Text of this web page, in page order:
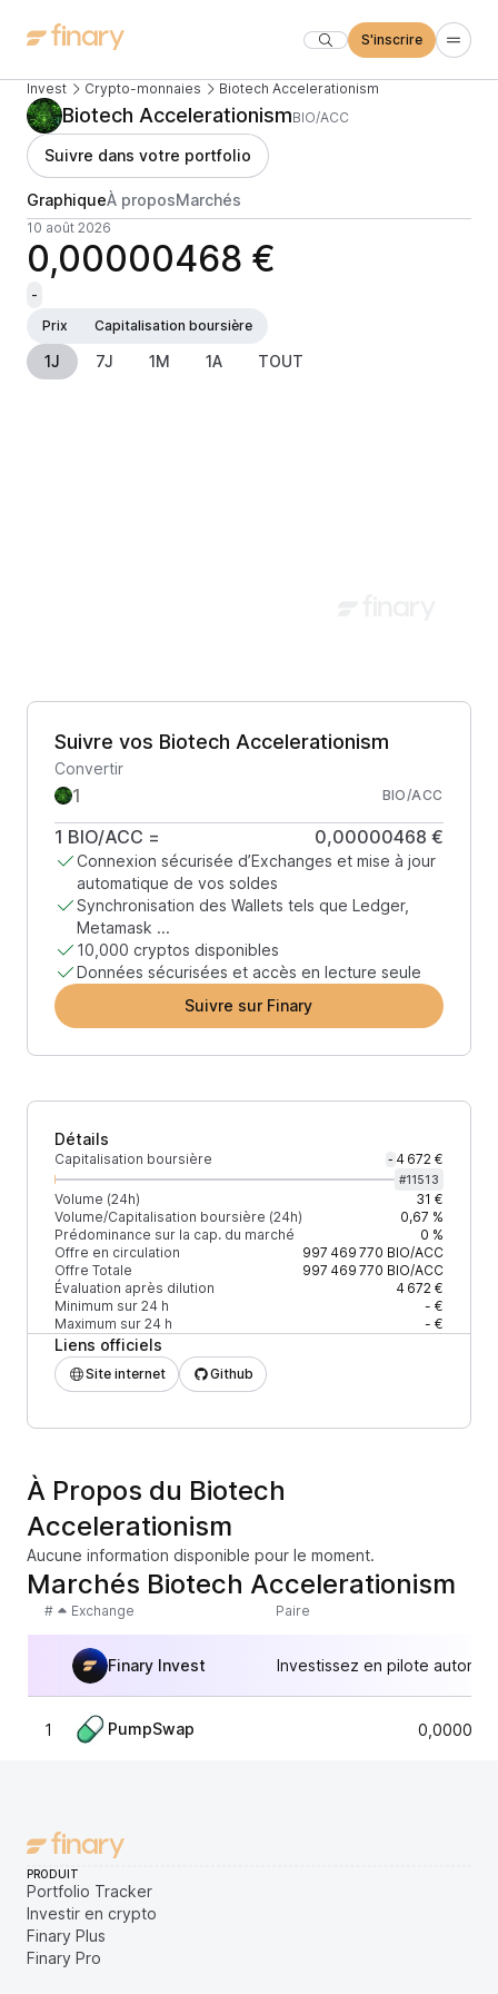
S'inscrire
Invest Crypto-monnaies Biotech Accelerationism
Biotech AccelerationismBIO/ACC
Suivre dans votre portfolio
GraphiqueÀ proposMarchés
10 août 2026
0,00000468 €
-
Prix
Capitalisation boursière
1J 7J 1M 1A TOUT
Suivre vos Biotech Accelerationism
Convertir
BIO/ACC
1 BIO/ACC = 0,00000468 €
Connexion sécurisée d’Exchanges et mise à jour
automatique de vos soldes
Synchronisation des Wallets tels que Ledger,
Metamask ...
10,000 cryptos disponibles
Données sécurisées et accès en lecture seule
Suivre sur Finary
Détails
Capitalisation boursière - 4 672 €
#11513
Volume (24h)
31 €
Volume/Capitalisation boursière (24h)
0,67 %
Prédominance sur la cap. du marché
0 %
Offre en circulation
997 469 770 BIO/ACC
Offre Totale
997 469 770 BIO/ACC
Évaluation après dilution
4 672 €
Minimum sur 24 h
- €
Maximum sur 24 h
- €
Liens officiels
Site internet Github
À Propos du Biotech
Accelerationism
Aucune information disponible pour le moment.
Marchés Biotech Accelerationism
# Exchange Paire
Finary Invest Investissez en pilote
1 PumpSwap
PRODUIT
Portfolio Tracker
Investir en crypto
Finary Plus
Finary Pro